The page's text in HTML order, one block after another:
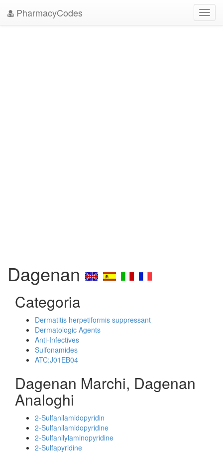
PharmacyCodes
Dagenan
Categoria
Dermatitis herpetiformis suppressant
Dermatologic Agents
Anti-Infectives
Sulfonamides
ATC:J01EB04
Dagenan Marchi, Dagenan
Analoghi
2-Sulfanilamidopyridin
2-Sulfanilamidopyridine
2-Sulfanilylaminopyridine
2-Sulfapyridine